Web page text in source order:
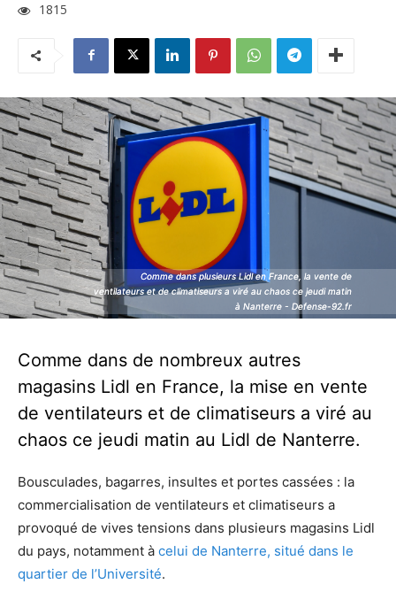
1815
Comme dans plusieurs Lidl en France, la vente de
ventilateurs et de climatiseurs a viré au chaos ce jeudi matin
à Nanterre - Defense-92.fr
Comme dans plusieurs Lidl en France, la vente de
ventilateurs et de climatiseurs a viré au chaos ce jeudi matin
à Nanterre - Defense-92.fr
Comme dans de nombreux autres
magasins Lidl en France, la mise en vente
de ventilateurs et de climatiseurs a viré au
chaos ce jeudi matin au Lidl de Nanterre.
Bousculades, bagarres, insultes et portes cassées : la
commercialisation de ventilateurs et climatiseurs a
provoqué de vives tensions dans plusieurs magasins Lidl
du pays, notamment à celui de Nanterre, situé dans le
quartier de l’Université.